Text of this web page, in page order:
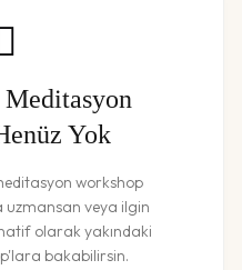
Meditasyon
Yok
workshop
uzmansan veya ilgin
olarak yakındaki
bakabilirsin.